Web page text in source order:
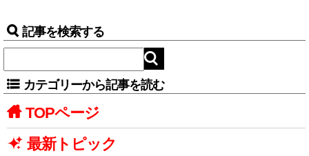
記事を検索する
カテゴリーから記事を読む
TOPページ
最新トピック